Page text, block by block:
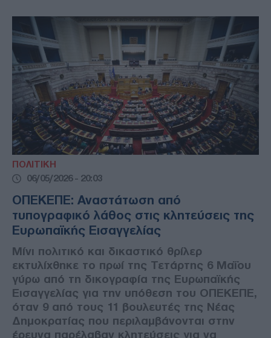
ΠΟΛΙΤΙΚΗ
06/05/2026 - 20:03
ΟΠΕΚΕΠΕ: Αναστάτωση από
τυπογραφικό λάθος στις κλητεύσεις της
Ευρωπαϊκής Εισαγγελίας
Μίνι πολιτικό και δικαστικό θρίλερ
εκτυλίχθηκε το πρωί της Τετάρτης 6 Μαΐου
γύρω από τη δικογραφία της Ευρωπαϊκής
Εισαγγελίας για την υπόθεση του ΟΠΕΚΕΠΕ,
όταν 9 από τους 11 βουλευτές της Νέας
Δημοκρατίας που περιλαμβάνονται στην
έρευνα παρέλαβαν κλητεύσεις για να